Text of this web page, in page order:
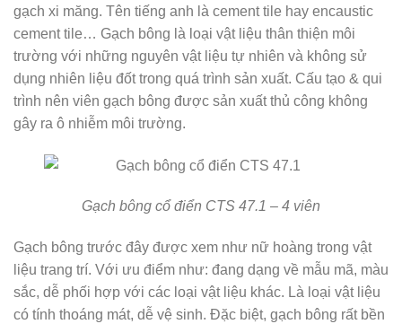
gạch xi măng. Tên tiếng anh là cement tile hay encaustic
cement tile… Gạch bông là loại vật liệu thân thiện môi
trường với những nguyên vật liệu tự nhiên và không sử
dụng nhiên liệu đốt trong quá trình sản xuất. Cấu tạo & qui
trình nên viên gạch bông được sản xuất thủ công không
gây ra ô nhiễm môi trường.
Gạch bông cổ điển CTS 47.1 – 4 viên
Gạch bông trước đây được xem như nữ hoàng trong vật
liệu trang trí. Với ưu điểm như: đang dạng về mẫu mã, màu
sắc, dễ phối hợp với các loại vật liệu khác. Là loại vật liệu
có tính thoáng mát, dễ vệ sinh. Đặc biệt, gạch bông rất bền